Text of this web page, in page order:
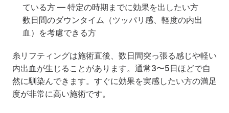
ている方 — 特定の時期までに効果を出したい方
数日間のダウンタイム（ツッパリ感、軽度の内出
血）を考慮できる方
糸リフティングは施術直後、数日間突っ張る感じや軽い
内出血が生じることがあります。通常3〜5日ほどで自
然に馴染んできます。すぐに効果を実感したい方の満足
度が非常に高い施術です。